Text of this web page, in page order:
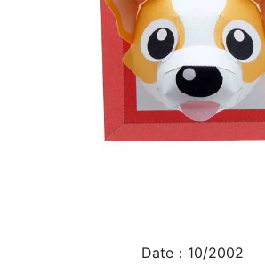
Date：10/2002